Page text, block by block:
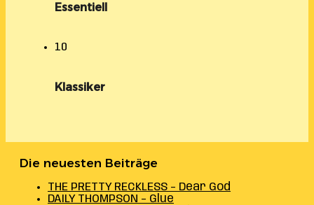
Essentiell
10
Klassiker
Die neuesten Beiträge
THE PRETTY RECKLESS – Dear God
DAILY THOMPSON – Glue